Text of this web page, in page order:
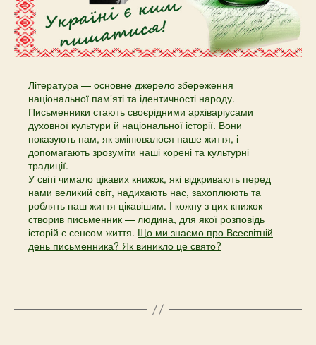
Література — основне джерело збереження
національної пам’яті та ідентичності народу.
Письменники стають своєрідними архіваріусами
духовної культури й національної історії. Вони
показують нам, як змінювалося наше життя, і
допомагають зрозуміти наші корені та культурні
традиції.
У світі чимало цікавих книжок, які відкривають перед
нами великий світ, надихають нас, захоплюють та
роблять наш життя цікавішим. І кожну з цих книжок
створив письменник — людина, для якої розповідь
історій є сенсом життя. Що ми знаємо про Всесвітній
день письменника? Як виникло це свято?